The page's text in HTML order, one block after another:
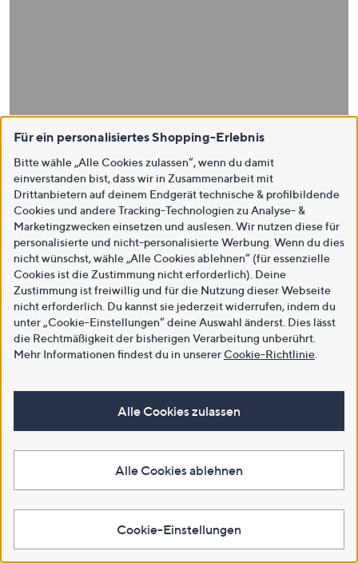
Für ein personalisiertes Shopping-Erlebnis
Bitte wähle „Alle Cookies zulassen“, wenn du damit
einverstanden bist, dass wir in Zusammenarbeit mit
Drittanbietern auf deinem Endgerät technische & profilbildende
Cookies und andere Tracking-Technologien zu Analyse- &
Marketingzwecken einsetzen und auslesen. Wir nutzen diese für
personalisierte und nicht-personalisierte Werbung. Wenn du dies
nicht wünschst, wähle „Alle Cookies ablehnen“ (für essenzielle
Cookies ist die Zustimmung nicht erforderlich). Deine
Zustimmung ist freiwillig und für die Nutzung dieser Webseite
nicht erforderlich. Du kannst sie jederzeit widerrufen, indem du
unter „Cookie-Einstellungen“ deine Auswahl änderst. Dies lässt
die Rechtmäßigkeit der bisherigen Verarbeitung unberührt.
Mehr Informationen findest du in unsererCookie-Richtlinie
Alle Cookies zulassen
Alle Cookies ablehnen
Cookie-Einstellungen